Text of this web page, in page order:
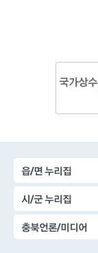
국가상
읍/면 누리집
시/군 누리집
충북언론/미디어